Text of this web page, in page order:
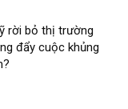
rời bỏ thị trường
đẩy cuộc khủng